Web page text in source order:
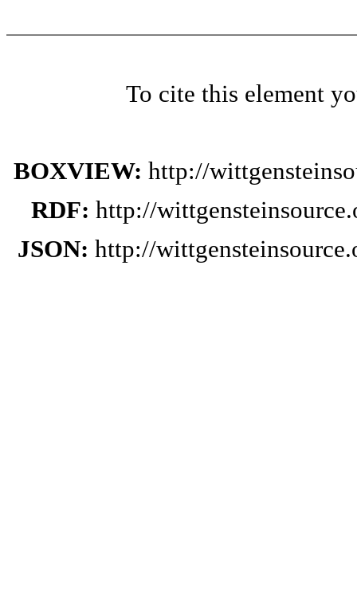
To cite this element
BOXVIEW: http://
RDF: http://
JSON: http://